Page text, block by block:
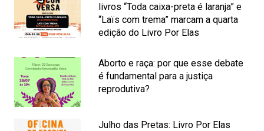
livros “Toda caixa-preta é laranja” e
“Laïs com trema” marcam a quarta
edição do Livro Por Elas
Aborto e raça: por que esse debate
é fundamental para a justiça
reprodutiva?
Julho das Pretas: Livro Por Elas